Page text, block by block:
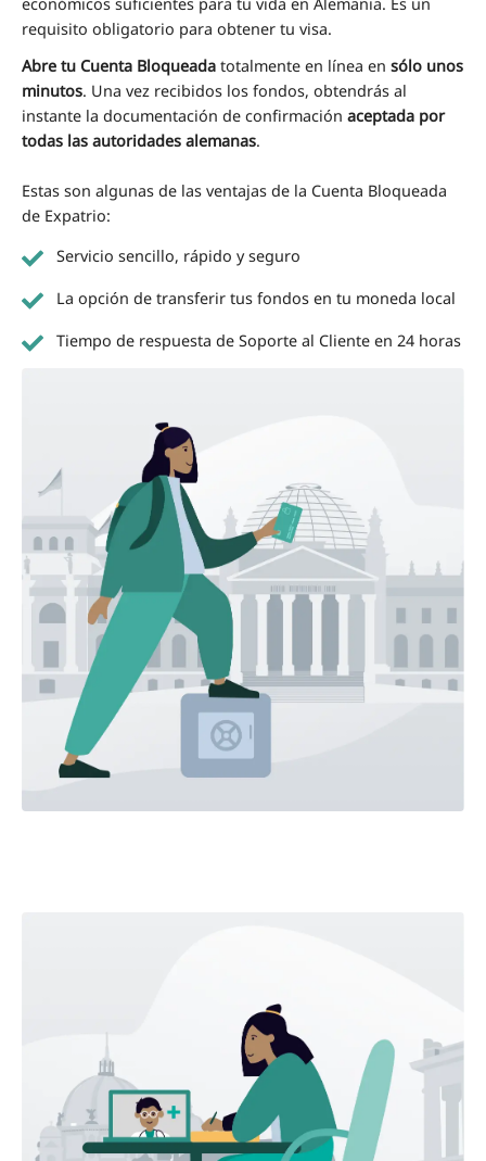
requisito obligatorio para obtener tu visa.
Abre tu Cuenta Bloqueada totalmente en línea en sólo unos
minutos. Una vez recibidos los fondos, obtendrás al
instante la documentación de confirmación aceptada por
todas las autoridades alemanas.
Estas son algunas de las ventajas de la Cuenta Bloqueada
de Expatrio:
Servicio sencillo, rápido y seguro
La opción de transferir tus fondos en tu moneda local
Tiempo de respuesta de Soporte al Cliente en 24 horas